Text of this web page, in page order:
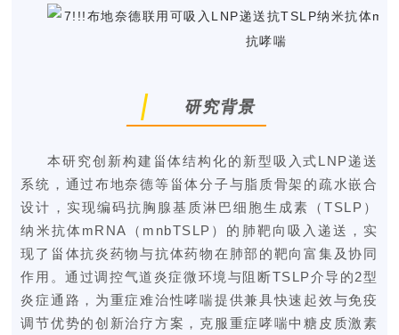
研究背景
本研究创新构建甾体结构化的新型吸入式LNP递送
系统，通过布地奈德等甾体分子与脂质骨架的疏水嵌合
设计，实现编码抗胸腺基质淋巴细胞生成素（TSLP）
纳米抗体mRNA（mnbTSLP）的肺靶向吸入递送，实
现了甾体抗炎药物与抗体药物在肺部的靶向富集及协同
作用。通过调控气道炎症微环境与阻断TSLP介导的2型
炎症通路，为重症难治性哮喘提供兼具快速起效与免疫
调节优势的创新治疗方案，克服重症哮喘中糖皮质激素